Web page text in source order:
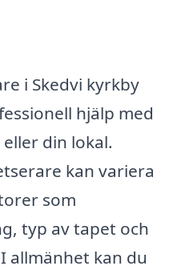
i Skedvi kyrkby
hjälp med
din lokal.
kan variera
som
typ av tapet och
allmänhet kan du